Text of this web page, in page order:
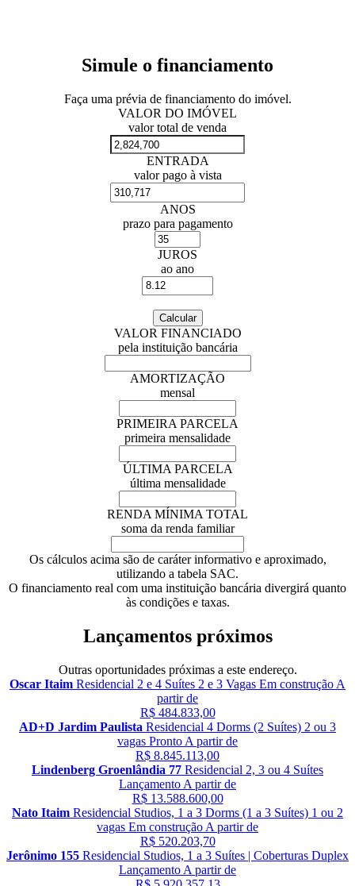
Simule o financiamento
Faça uma prévia de financiamento do imóvel.
VALOR DO IMÓVEL
valor total de venda
ENTRADA
valor pago à vista
ANOS
prazo para pagamento
JUROS
ao ano
VALOR FINANCIADO
pela instituição bancária
AMORTIZAÇÃO
mensal
PRIMEIRA PARCELA
primeira mensalidade
ÚLTIMA PARCELA
última mensalidade
RENDA MÍNIMA TOTAL
soma da renda familiar
Os cálculos acima são de caráter informativo e aproximado,
utilizando a tabela SAC.
O financiamento real com uma instituição bancária divergirá quanto
às condições e taxas.
Lançamentos próximos
Outras oportunidades próximas a este endereço.
Oscar Itaim Residencial 2 e 4 Suítes 2 e 3 Vagas Em construção A
partir de
R$ 484.833,00
AD+D Jardim Paulista Residencial 4 Dorms (2 Suítes) 2 ou 3
vagas Pronto A partir de
R$ 8.845.113,00
Lindenberg Groenlândia 77 Residencial 2, 3 ou 4 Suítes
Lançamento A partir de
R$ 13.588.600,00
Nato Itaim Residencial Studios, 1 a 3 Dorms (1 a 3 Suítes) 1 ou 2
vagas Em construção A partir de
R$ 520.203,70
Jerônimo 155 Residencial Studios, 1 a 3 Suítes | Coberturas Duplex
Lançamento A partir de